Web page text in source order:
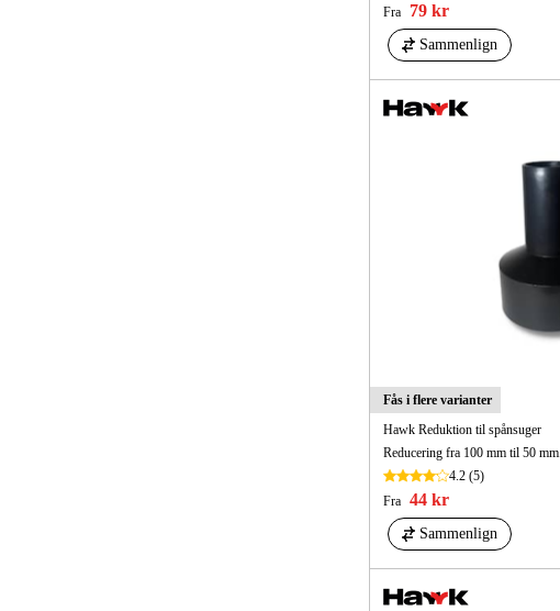
Fra
79 kr
Sammenlign
Fås i flere varianter
Hawk Reduktion til spånsuger
Reducering fra 100 mm til 50 mm.
4.2(5)
Fra
44 kr
Sammenlign